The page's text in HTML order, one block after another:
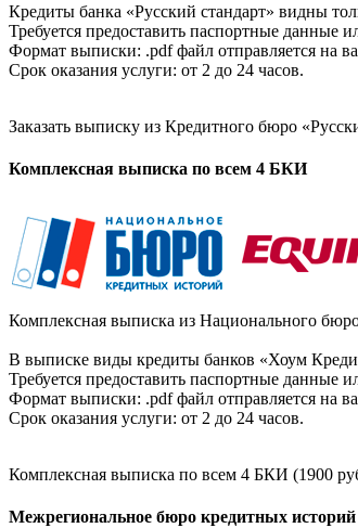
Кредиты банка «Русский стандарт» видны
Требуется предоставить паспортные данные
Формат выписки: .pdf файл отправляется на
Срок оказания услуги: от 2 до 24 часов.
Заказать выписку из Кредитного бюро
Комплексная выписка по всем 4 БКИ
Комплексная выписка из Национального
В выписке виды кредиты банков «Хоум
Требуется предоставить паспортные данные
Формат выписки: .pdf файл отправляется на
Срок оказания услуги: от 2 до 24 часов.
Комплексная выписка по всем 4 БКИ (1900
Межрегиональное бюро кредитных историй